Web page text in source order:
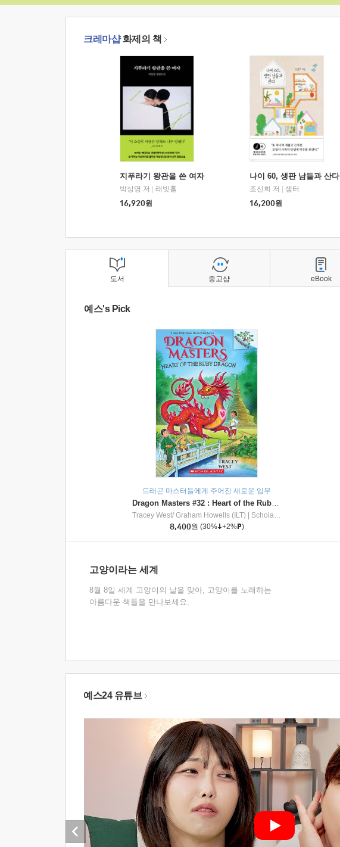
크레마샵화제의 책
지푸라기 왕관을 쓴 여자
박상영 저
래빗홀
16,920원
나이 60, 생판 남들과 산다
조선희 저
샘터
16,200원
도서
예스's Pick
드래곤 마스터들에게 주어진 새로운 임무
Dragon Masters #32 : Heart of the Ruby Dragon (A Branches Book)
Tracey West/ Graham Howells (ILT)
Scholastic Inc
8,400원 (30% +2% )
고양이라는 세계
8월 8일 세계 고양이의 날을 맞아, 고양이를 노래하는
아름다운 책들을 만나보세요.
중고샵 eBook
예스24 유튜브